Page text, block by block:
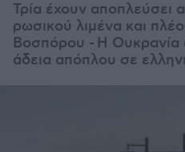
Τρία έχουν αποπλεύσει
ρωσικού λιμένα και
Βοσπόρου - Η Ουκρανία
άδεια απόπλου σε